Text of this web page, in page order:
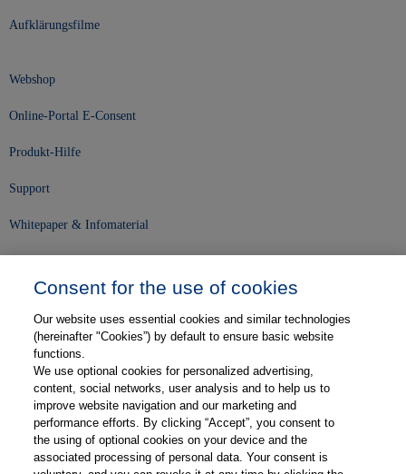
Aufklärungsfilme
Webshop
Online-Portal E-Consent
Produkt-Hilfe
Support
Whitepaper & Infomaterial
Karriere
Kontakt
Web-Semniare
Anwenderberichte
Consent for the use of cookies
Our website uses essential cookies and similar technologies
(hereinafter "Cookies”) by default to ensure basic website
functions.
We use optional cookies for personalized advertising,
content, social networks, user analysis and to help us to
improve website navigation and our marketing and
performance efforts. By clicking “Accept”, you consent to
the using of optional cookies on your device and the
associated processing of personal data. Your consent is